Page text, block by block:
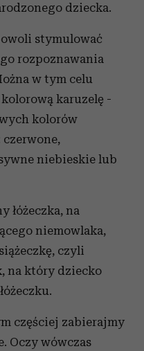
dziecka.
stymulować
rozpoznawania
w tym celu
karuzelę -
kolorów
niebieskie lub
łóżeczka, na
niemowlaka,
czyli
na który dziecko
częściej zabierajmy
Oczy wówczas